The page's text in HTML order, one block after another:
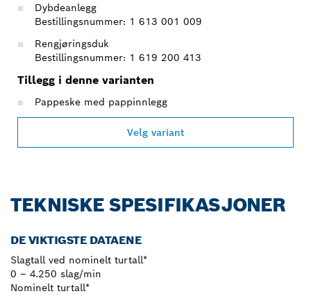
Dybdeanlegg
Bestillingsnummer: 1 613 001 009
Rengjøringsduk
Bestillingsnummer: 1 619 200 413
Tillegg i denne varianten
Pappeske med pappinnlegg
Velg variant
TEKNISKE SPESIFIKASJONER
DE VIKTIGSTE DATAENE
Slagtall ved nominelt turtall*
0 – 4.250 slag/min
Nominelt turtall*